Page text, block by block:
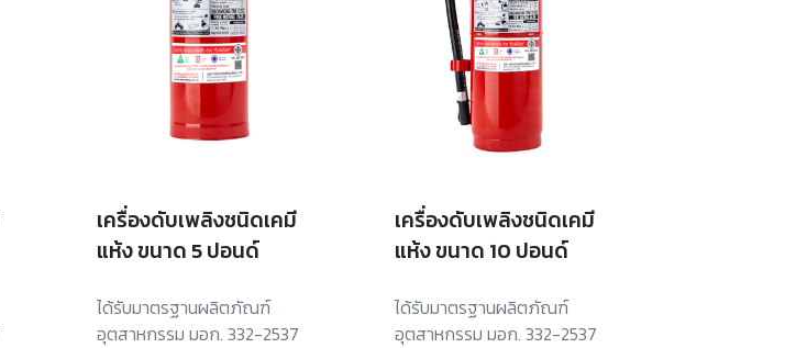
เครื่องดับเพลิงชนิดเคมี
แห้ง ขนาด 5 ปอนด์
ได้รับมาตรฐานผลิตภัณฑ์
อุตสาหกรรม มอก. 332-2537
เครื่องดับเพลิงชนิดเคมี
แห้ง ขนาด 10 ปอนด์
ได้รับมาตรฐานผลิตภัณฑ์
อุตสาหกรรม มอก. 332-2537